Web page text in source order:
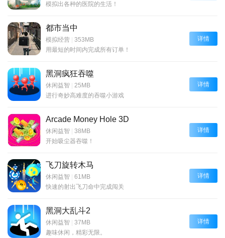
模拟出各种的医院的生活！
都市当中
模拟经营
353MB
用最短的时间内完成所有订单！
详情
黑洞疯狂吞噬
休闲益智
25MB
进行奇妙高难度的吞噬小游戏
详情
Arcade Money Hole 3D
休闲益智
38MB
开始吸尘器吞噬！
详情
飞刀旋转木马
休闲益智
61MB
快速的射出飞刀命中完成闯关
详情
黑洞大乱斗2
休闲益智
37MB
趣味休闲，精彩无限。
详情